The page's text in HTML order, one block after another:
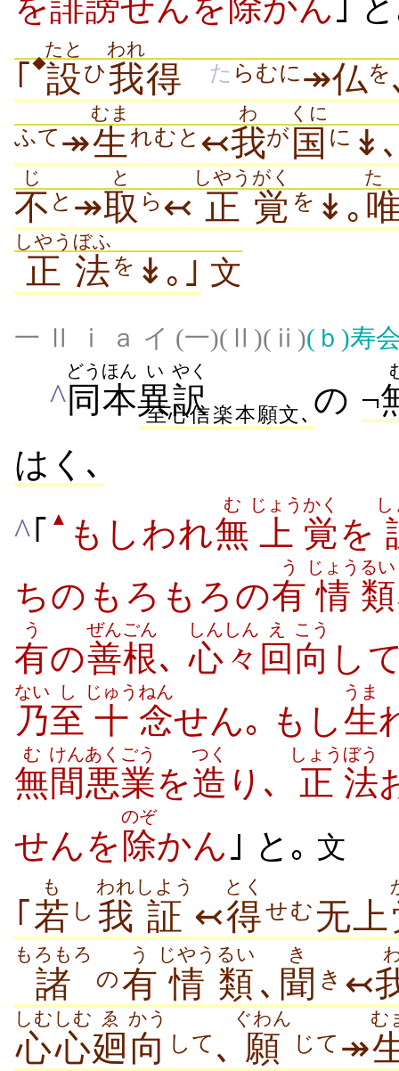
｢ ◆設
たと
ひ我
われ
得 た らむに ↠仏を
ふて ↠生
むま
れむと ↢我
わ
が 国
くに
に ↡､
不
じ
と ↠取
と
ら ↢ 正
しやう
覚
がく
を ↡｡
た
正
しやう
法
ぼふ
を ↡｡｣ 文
一 Ⅱ ⅰ ａ イ (一)(Ⅱ)(ⅱ)(ｂ)寿
^同本
どうほん
異
い
訳
やく
至心信楽本願文､ の ¬
はく､
^｢ ▲ もしわれ無
む
上
じょう
覚
かく
を
ちのもろもろの有
う
情
じょう
類
るい
有
う
の善根
ぜんごん
､ 心々
しんしん
回
え
向
こう
し
乃
ない
至
し
十
じゅう
念
ねん
せん｡ もし生
うま
無
む
間
けん
悪業
あくごう
を造
つく
り､ 正
しょう
法
ぼう
せんを 除
のぞ
かん ｣ と｡ 文
｢ 若
も
し 我
われ
証
しよう
↢得
とく
せむ 无上
諸
もろもろ
の有
う
情
じやう
類
るい
､ 聞
き
き ↢
心心
しむしむ
廻
ゑ
向
かう
して ､ 願
ぐわん
じて ↠
む